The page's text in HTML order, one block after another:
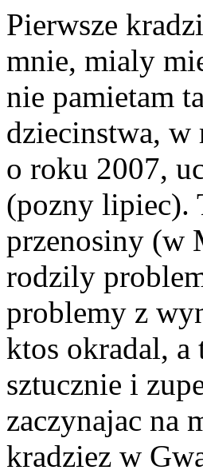
Pierwsze
mnie, mialy
nie pamietam
dziecinstwa,
o roku 2007,
(pozny lipiec).
przenosiny (w
rodzily
problemy z
ktos okradal,
sztucznie i
zaczynajac na
kradziez w